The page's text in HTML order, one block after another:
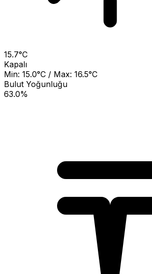
15.7°C
Kapalı
Min: 15.0°C / Max: 16.5°C
Bulut Yoğunluğu
63.0%